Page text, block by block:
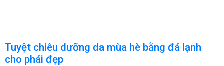
Tuyệt chiêu dưỡng da mùa hè bằng đá lạnh
cho phái đẹp